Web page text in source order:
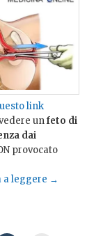
link
unfeto di
dai
provocato
a leggere →